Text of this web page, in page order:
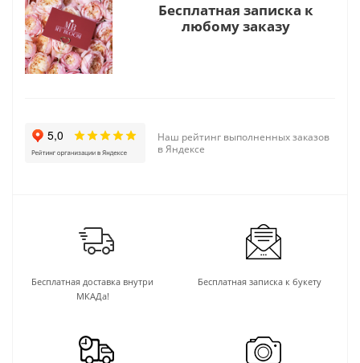
Бесплатная записка к
любому заказу
Наш рейтинг выполненных заказов
в Яндексе
Бесплатная доставка внутри
МКАДа!
Бесплатная записка к букету